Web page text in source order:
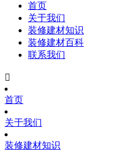
首页
关于我们
装修建材知识
装修建材百科
联系我们

首页
关于我们
装修建材知识